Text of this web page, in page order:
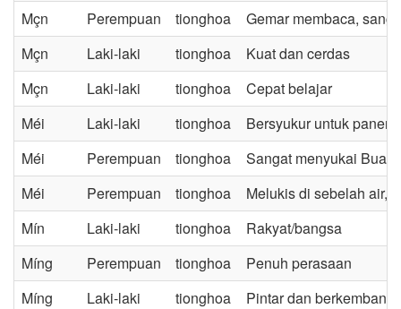
Mçn
Perempuan tionghoa
Gemar membaca,
Mçn
Laki-laki tionghoa
Kuat dan cerdas
Mçn
Laki-laki tionghoa
Cepat belajar
Méi
Laki-laki tionghoa
Bersyukur untuk panen
Méi
Perempuan tionghoa
Sangat menyukai Buah
Méi
Perempuan tionghoa
Melukis di sebelah air,
Mín
Laki-laki tionghoa
Rakyat/bangsa
Míng
Perempuan tionghoa
Penuh perasaan
Míng
Laki-laki tionghoa
Pintar dan berkembang